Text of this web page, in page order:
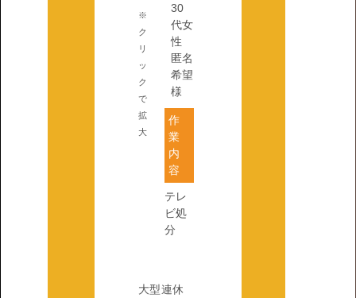
※
ク
リ
ッ
ク
で
拡
大
30
代女
性
匿名
希望
様
作
業
内
容
テレ
ビ処
分
大型連休